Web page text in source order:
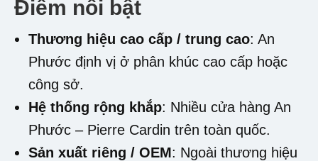
Điểm nổi bật
Thương hiệu cao cấp / trung cao: An
Phước định vị ở phân khúc cao cấp hoặc
công sở.
Hệ thống rộng khắp: Nhiều cửa hàng An
Phước – Pierre Cardin trên toàn quốc.
Sản xuất riêng / OEM: Ngoài thương hiệu